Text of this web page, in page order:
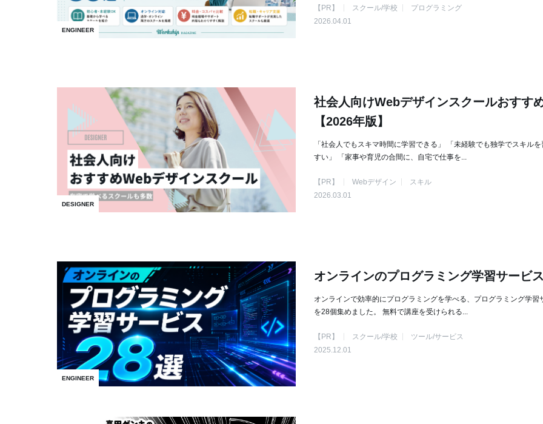
ENGINEER
【PR】 スクール/学校
プログラミング
2026.04.01
DESIGNER
社会人向けWebデザインスクールおすす
【2026年版】
「社会人でもスキマ時間に学習できる」 「未経験でも独学でスキル
すい」 「家事や育児の合間に、自宅で仕事を...
【PR】 Webデザイン
スキル
2026.03.01
ENGINEER
オンラインのプログラミング学習サービ
オンラインで効率的にプログラミングを学べる、プログラミング学習
を28個集めました。 無料で講座を受けられる...
【PR】 スクール/学校
ツール/サービス
2025.12.01